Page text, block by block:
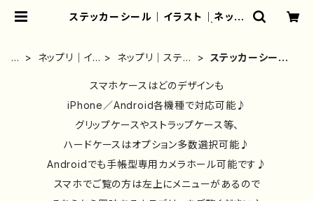
ステッカーシール｜イラスト｜ネップ
しゃれ/イラストレーター/グッズ/人
気/後払い/通販｜雑貨屋アリうさ
ホ
ネップリ｜イ
ゃれ｜おすす
め｜絵師｜一
ネップリ｜ステッ
ストレーター｜お
しゃれ｜シール
ステッカーシール
プリ｜女の子｜お
しゃれ｜人気
スマホケースはどのデザインも
iPhone／Android各機種で対応可能♪
グリップケースやストラップケース等、
ハードケースはオプション多数選択可能♪
Androidでも手帳型専用カメラホール可能です♪
スマホでご覧の方は左上にメニューがあるので